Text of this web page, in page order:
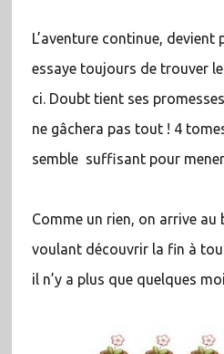
L’aventure continue, devient
essaye toujours de trouver
ci. Doubt tient ses
ne gâchera pas tout ! 4
semble suffisant pour
Comme un rien, on arrive au
voulant découvrir la fin à
il n’y a plus que quelques